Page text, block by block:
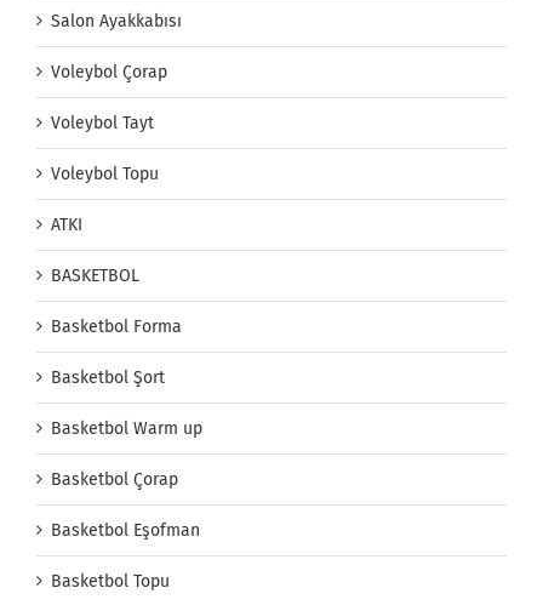
Salon Ayakkabısı
Voleybol Çorap
Voleybol Tayt
Voleybol Topu
ATKI
BASKETBOL
Basketbol Forma
Basketbol Şort
Basketbol Warm up
Basketbol Çorap
Basketbol Eşofman
Basketbol Topu